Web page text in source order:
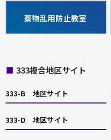
■ 333複合地区サイト
333-B 地区サイト
333-D 地区サイト